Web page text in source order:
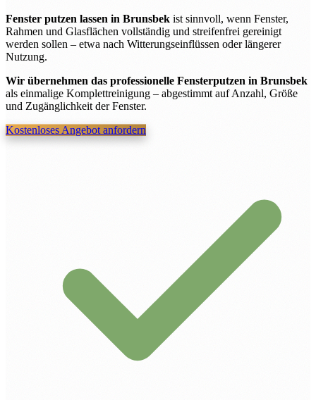
Fenster putzen lassen in Brunsbek ist sinnvoll, wenn Fenster,
Rahmen und Glasflächen vollständig und streifenfrei gereinigt
werden sollen – etwa nach Witterungseinflüssen oder längerer
Nutzung.
Wir übernehmen das professionelle Fensterputzen in Brunsbek
als einmalige Komplettreinigung – abgestimmt auf Anzahl, Größe
und Zugänglichkeit der Fenster.
Kostenloses Angebot anfordern